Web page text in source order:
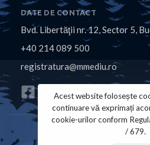
DATE DE CONTACT
Bvd. Libertăţii nr. 12, Sector 5,
+40 214 089 500
registratura@mmediu.ro
Acest website folosește
continuare vă exprimați
cookie-urilor conform
/ 679.